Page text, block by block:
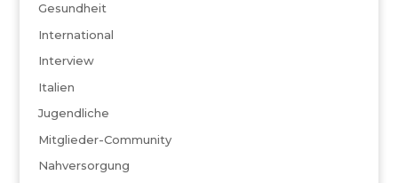
Gesundheit
International
Interview
Italien
Jugendliche
Mitglieder-Community
Nahversorgung